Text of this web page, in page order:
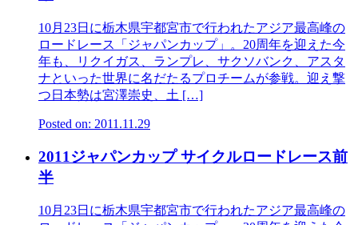
10月23日に栃木県宇都宮市で行われたアジア最高峰の
ロードレース「ジャパンカップ」。20周年を迎えた今
年も、リクイガス、ランプレ、サクソバンク、アスタ
ナといった世界に名だたるプロチームが参戦。迎え撃
つ日本勢は宮澤崇史、土 […]
Posted on: 2011.11.29
2011ジャパンカップ サイクルロードレース前
半
10月23日に栃木県宇都宮市で行われたアジア最高峰の